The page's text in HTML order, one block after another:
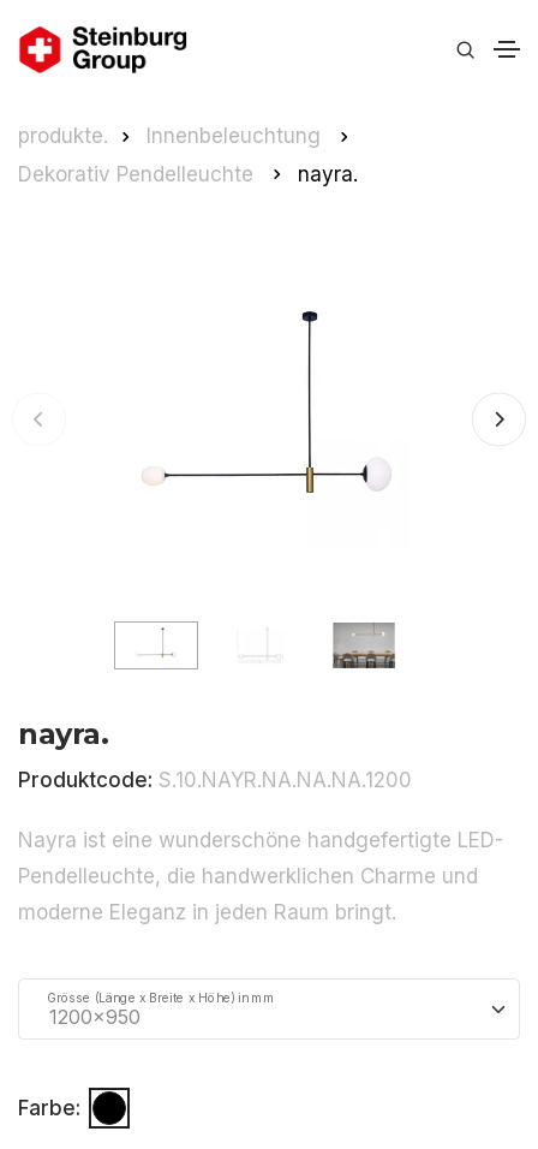
produkte.
Innenbeleuchtung
Dekorativ Pendelleuchte
nayra.
nayra.
Produktcode: S.10.NAYR.NA.NA.NA.1200
Nayra ist eine wunderschöne handgefertigte LED-
Pendelleuchte, die handwerklichen Charme und
moderne Eleganz in jeden Raum bringt.
Grösse (Länge x Breite x Höhe) in mm
Farbe: